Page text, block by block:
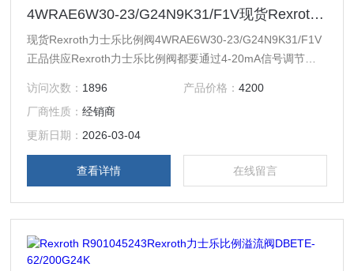
4WRAE6W30-23/G24N9K31/F1V现货Rexroth力士乐比例阀4WRAE6W30-23/G24
现货Rexroth力士乐比例阀4WRAE6W30-23/G24N9K31/F1V
正品供应Rexroth力士乐比例阀都要通过4-20mA信号调节阀
比例阀分类：德国力士乐比例阀是个力士乐液压阀的大类，细
分类有：力士乐比例伺服阀，力士乐比例换向阀，力士乐比例
溢流阀和力士乐比例减压阀等等。
访问次数： 1896 产品价格： 4200
厂商性质：经销商
更新日期： 2026-03-04
查看详情 在线留言